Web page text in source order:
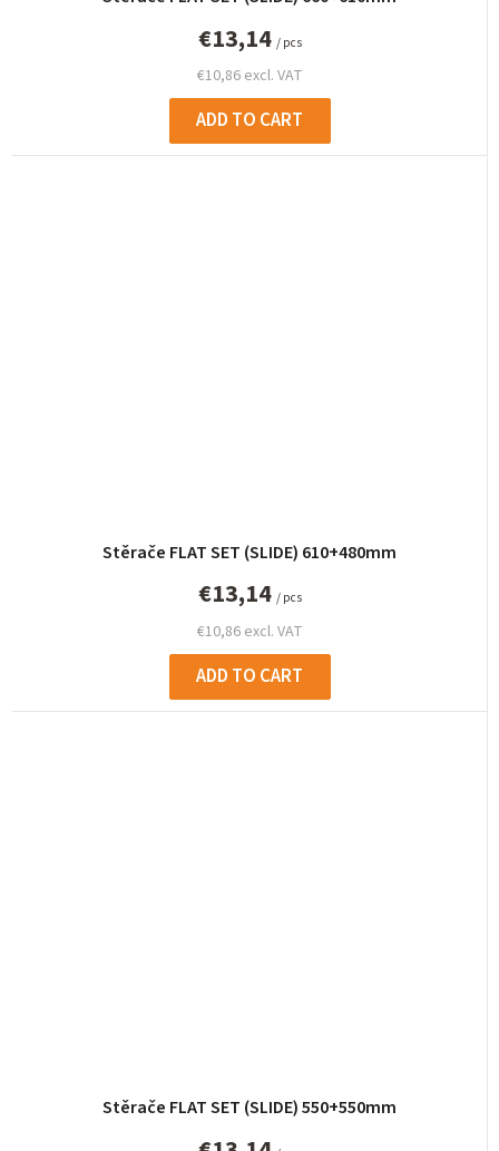
€10,86 excl. VAT
€13,14 / pcs
ADD TO CART
Stěrače FLAT SET (SLIDE) 610+480mm
€10,86 excl. VAT
€13,14 / pcs
ADD TO CART
Stěrače FLAT SET (SLIDE) 550+550mm